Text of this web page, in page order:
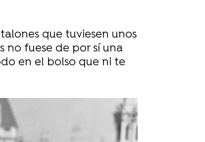
que tuviesen unos
no fuese de por sí una
en el bolso que ni te